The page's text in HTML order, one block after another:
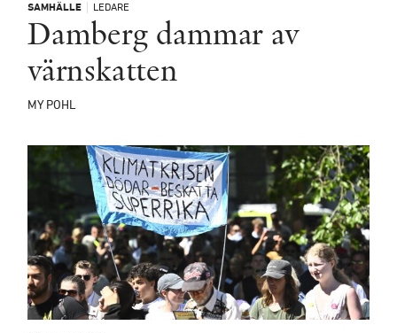
SAMHÄLLE LEDARE
Damberg dammar av
värnskatten
MY POHL